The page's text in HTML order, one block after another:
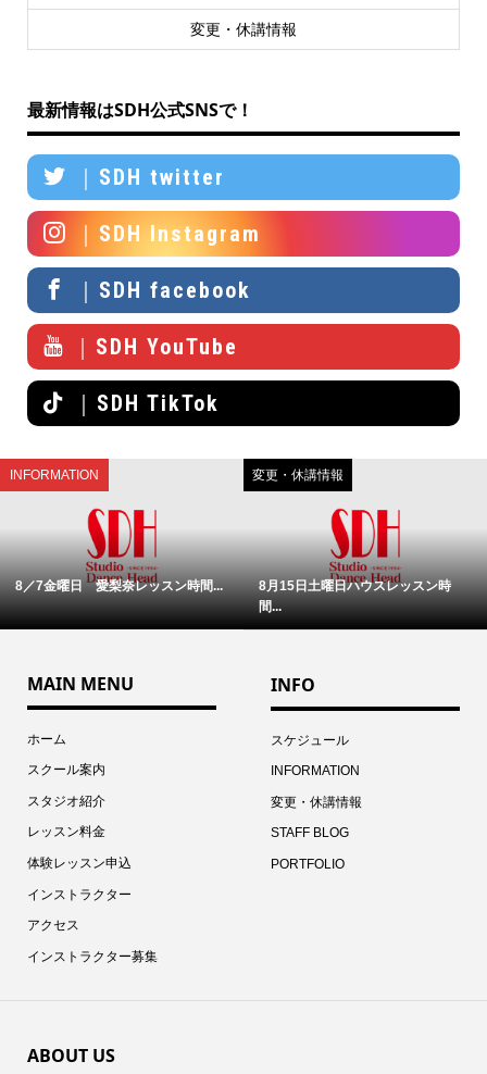
変更・休講情報
最新情報はSDH公式SNSで！
｜SDH twitter
｜SDH Instagram
｜SDH facebook
｜SDH YouTube
｜SDH TikTok
INFORMATION
8／7金曜日 愛梨奈レッスン時間...
変更・休講情報
8月15日土曜日ハウスレッスン時
間...
MAIN MENU
ホーム
スクール案内
スタジオ紹介
レッスン料金
体験レッスン申込
インストラクター
アクセス
インストラクター募集
INFO
スケジュール
INFORMATION
変更・休講情報
STAFF BLOG
PORTFOLIO
ABOUT US